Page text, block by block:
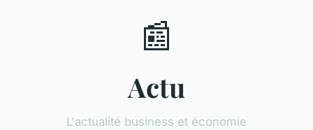
📰
Actu
L'actualité business et économie